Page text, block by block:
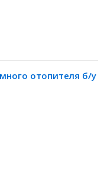
отопителя б/у